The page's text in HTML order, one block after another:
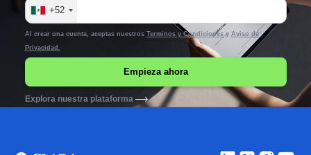
+52
Al crear una cuenta, aceptas nuestros Terminos y Condicionesy Aviso de
Privacidad.
Explora nuestra plataforma